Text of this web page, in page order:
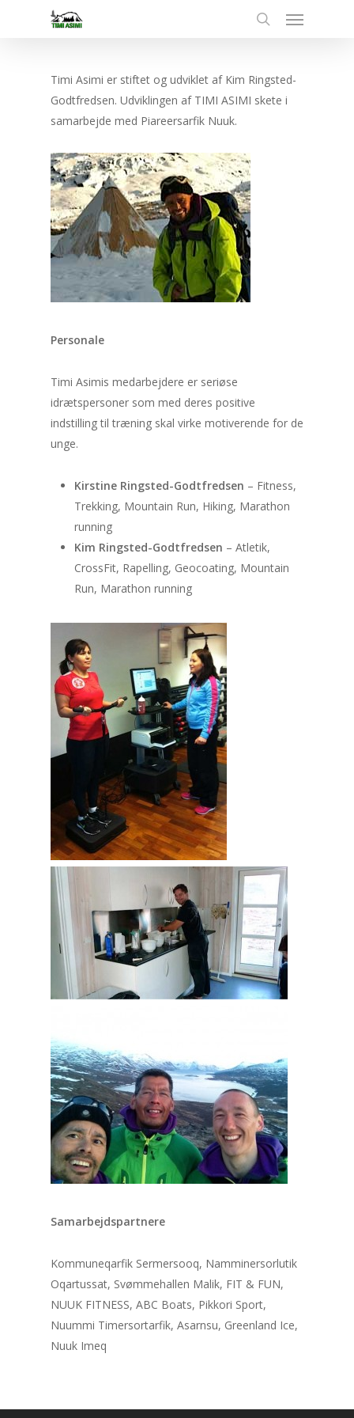
Menu
Timi Asimi er stiftet og udviklet af Kim Ringsted-
Godtfredsen. Udviklingen af TIMI ASIMI skete i
samarbejde med Piareersarfik Nuuk.
Personale
Timi Asimis medarbejdere er seriøse
idrætspersoner som med deres positive
indstilling til træning skal virke motiverende for de
unge.
Kirstine Ringsted-Godtfredsen – Fitness,
Trekking, Mountain Run, Hiking, Marathon
running
Kim Ringsted-Godtfredsen – Atletik,
CrossFit, Rapelling, Geocoating, Mountain
Run, Marathon running
Samarbejdspartnere
Kommuneqarfik Sermersooq, Namminersorlutik
Oqartussat, Svømmehallen Malik, FIT & FUN,
NUUK FITNESS, ABC Boats, Pikkori Sport,
Nuummi Timersortarfik, Asarnsu, Greenland Ice,
Nuuk Imeq